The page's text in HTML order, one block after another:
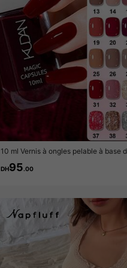
10 ml Vernis à ongles pelable à base
on, à décoller, longue tenue, séchage
utiliser, convient aux débutants
DH95.00